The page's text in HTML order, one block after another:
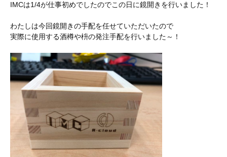
IMCは1/4が仕事初めでしたのでこの日に鏡開きを行いました！
わたしは今回鏡開きの手配を任せていただいたので
実際に使用する酒樽や枡の発注手配を行いました～！